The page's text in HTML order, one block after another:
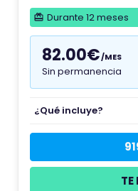
Durante 12 meses
82.00€/MES
Sin permanencia
¿Qué incluye?
TE